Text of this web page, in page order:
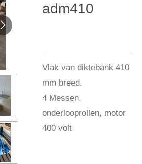
adm410
Vlak van diktebank 410
mm breed.
4 Messen,
onderlooprollen, motor
400 volt